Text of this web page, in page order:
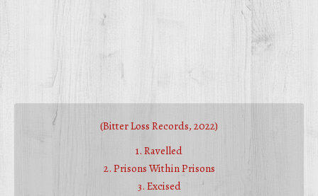
(Bitter Loss Records, 2022)
1. Ravelled
2. Prisons Within Prisons
3. Excised